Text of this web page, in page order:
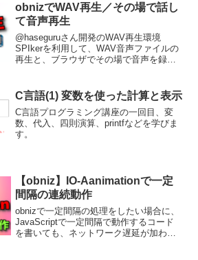
obnizでWAV再生／その場で話し
て音声再生
@haseguruさん開発のWAV再生環境
SPIkerを利用して、WAV音声ファイルの
再生と、ブラウザでその場で音声を録音
幅が広がります。
C言語(1) 変数を使った計算と表示
C言語プログラミング講座の一回目、変
数、代入、四則演算、printfなどを学びま
す。
【obniz】IO-Aanimationで一定
間隔の連続動作
obnizで一定間隔の処理をしたい場合に、
JavaScriptで一定間隔で動作するコード
を書いても、ネットワーク遅延が加わっ